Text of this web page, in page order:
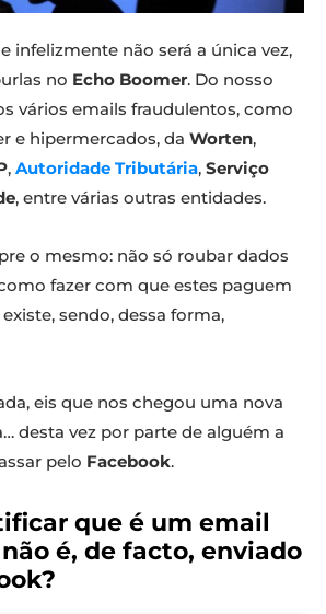
infelizmente não será a única vez,
no Echo Boomer. Do nosso
vários emails fraudulentos, como
e hipermercados, da Worten,
, Autoridade Tributária, Serviço
, entre várias outras entidades.
o mesmo: não só roubar dados
fazer com que estes paguem
sendo, dessa forma,
eis que nos chegou uma nova
desta vez por parte de alguém a
pelo Facebook.
que é um email
é, de facto, enviado